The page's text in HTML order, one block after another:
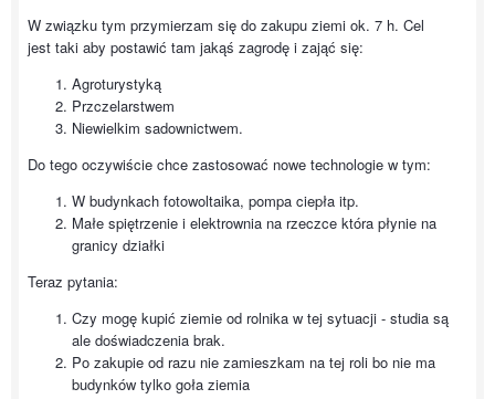
W związku tym przymierzam się do zakupu ziemi ok. 7 h. Cel
jest taki aby postawić tam jakąś zagrodę i zająć się:
Agroturystyką
Przczelarstwem
Niewielkim sadownictwem.
Do tego oczywiście chce zastosować nowe technologie w tym:
W budynkach fotowoltaika, pompa ciepła itp.
Małe spiętrzenie i elektrownia na rzeczce która płynie na
granicy działki
Teraz pytania:
Czy mogę kupić ziemie od rolnika w tej sytuacji - studia są
ale doświadczenia brak.
Po zakupie od razu nie zamieszkam na tej roli bo nie ma
budynków tylko goła ziemia